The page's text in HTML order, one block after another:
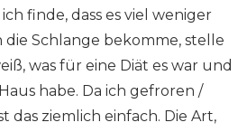
finde, dass es viel weniger
die Schlange bekomme, stelle
was für eine Diät es war und
habe. Da ich gefroren /
ziemlich einfach. Die Art,